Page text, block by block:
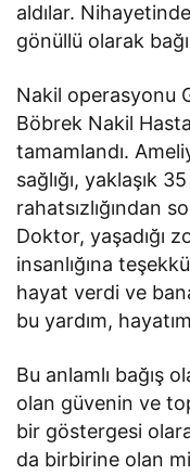
aldılar.
gönüllü olarak
Nakil operasyonu
Böbrek Nakil
tamamlandı.
sağlığı, yaklaşık
rahatsızlığından
Doktor, yaşadığı
insanlığına
hayat verdi ve
bu yardım,
Bu anlamlı bağış
olan güvenin ve
bir göstergesi
da birbirine olan